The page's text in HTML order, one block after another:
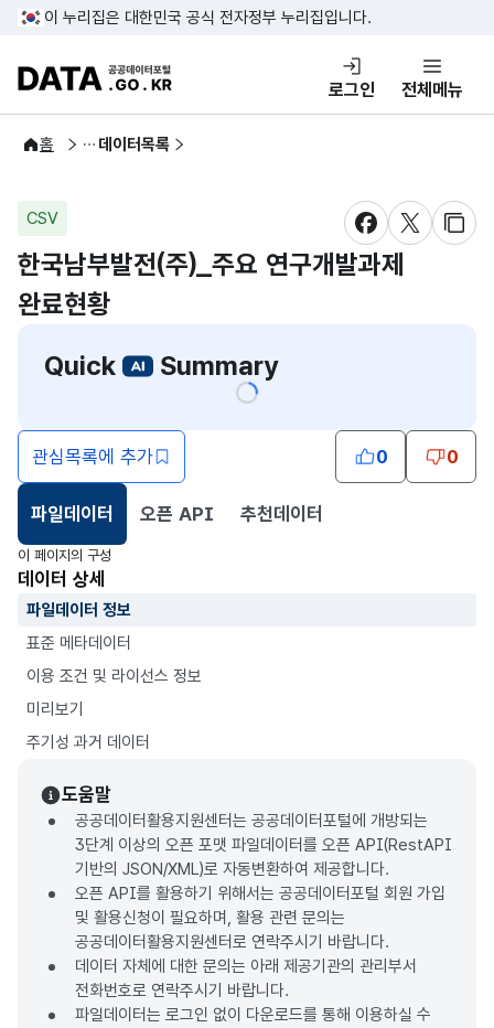
콘텐츠 바로가기
푸터 바로가기
이 누리집은 대한민국 공식 전자정부 누리집입니다.
DATA.GO.KR 공공데이터포털
로그인 전체메뉴
홈
공공데이터 데이터목록
CSV
새창 열림새창 열림
새창
한국남부발전(주)_주요 연구개발과제
완료현황
Quick
Summary
관심목록에 추가 0 0
파일데이터
선택됨
오픈 API 추천데이터
이 페이지의 구성
데이터 상세
파일데이터 정보
표준 메타데이터
이용 조건 및 라이선스 정보
미리보기
주기성 과거 데이터
도움말
공공데이터활용지원센터는 공공데이터포털에 개방되는
3단계 이상의 오픈 포맷 파일데이터를 오픈 API(RestAPI
기반의 JSON/XML)로 자동변환하여 제공합니다.
오픈 API를 활용하기 위해서는 공공데이터포털 회원 가입
및 활용신청이 필요하며, 활용 관련 문의는
공공데이터활용지원센터로 연락주시기 바랍니다.
데이터 자체에 대한 문의는 아래 제공기관의 관리부서
전화번호로 연락주시기 바랍니다.
파일데이터는 로그인 없이 다운로드를 통해 이용하실 수